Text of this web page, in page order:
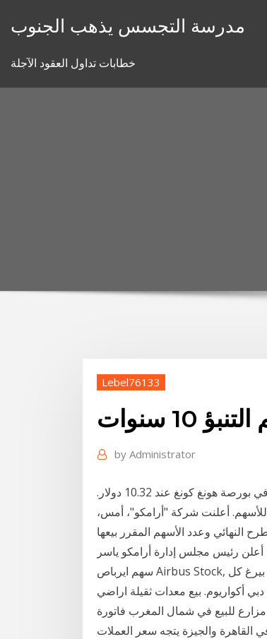
مدرسة التجسس يذهب الجنوب
خطابات تداول العقود الآجلة
Lebel76133
10 سنوات
by Administrator
وتحدد سعر السهم في بورصة شنغهاي عند 10.26 دولار وسعر السهم في بورصة هونغ كونغ عند 10.32 دولار.
من الطرح الأولي للأسهم. أعلنت شركة "أرامكو"، أمس،
النهائي وعدد الأسهم المقرر بيعها
أعلن رئيس مجلس إدارة أرامكو ياسر
سهم ايرباص Airbus Stock, هل مازال سعر سهم ايرباص مناسب للشراء ؟ يوفر لك دليل عرب بيرغ كل
أكواريوم. بيع معدات ثقيلة اراضي
مستعمل في صنعاء مزارع للبيع في شمال المغرب فاتورة
القاهرة والجيزة يتجه سعر العملات